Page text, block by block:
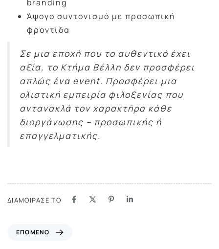
branding
Άψογο συντονισμό με προσωπική
φροντίδα
Σε μια εποχή που το αυθεντικό έχει
αξία, το Κτήμα Βέλλη δεν προσφέρει
απλώς ένα event. Προσφέρει μια
ολιστική εμπειρία φιλοξενίας που
αντανακλά τον χαρακτήρα κάθε
διοργάνωσης – προσωπικής ή
επαγγελματικής.
ΔΙΑΜΟΙΡΑΣΕ ΤΟ
ΕΠΟΜΕΝΟ